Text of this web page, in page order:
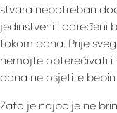
stvara nepotreban
jedinstveni i određeni
tokom dana. Prije
nemojte opterećivati ​​i
dana ne osjetite
Zato je najbolje ne